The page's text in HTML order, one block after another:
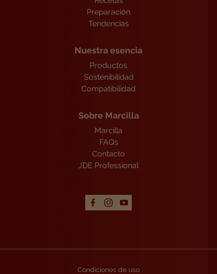
Preparación
Tendencias
Nuestra esencia
Productos
Sostenibilidad
Compatibilidad
Sobre Marcilla
Marcilla
FAQs
Contacto
JDE Professional
Condiciones de uso